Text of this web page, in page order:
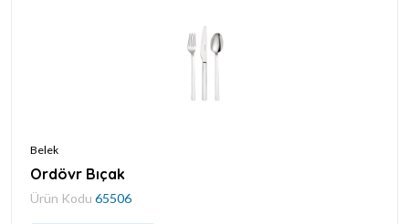
Belek
Ordövr Bıçak
Ürün Kodu 65506